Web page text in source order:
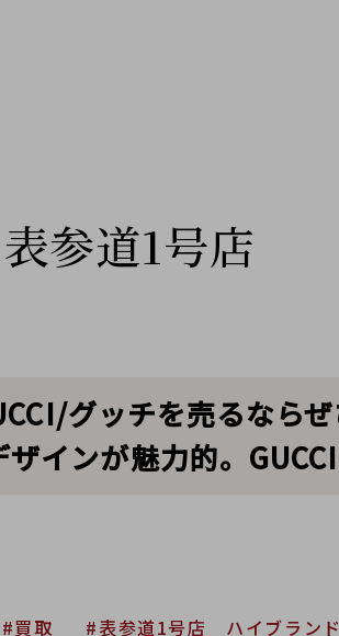
参道1号店
グッチを売るなら
インが魅力的。
#買取 #表参道1号店 ハイブランド